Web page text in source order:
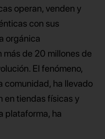
operan, venden y
con sus
orgánica
más de 20 millones de
El fenómeno,
comunidad, ha llevado
en tiendas físicas y
plataforma, ha